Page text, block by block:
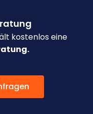
kostenlos eine